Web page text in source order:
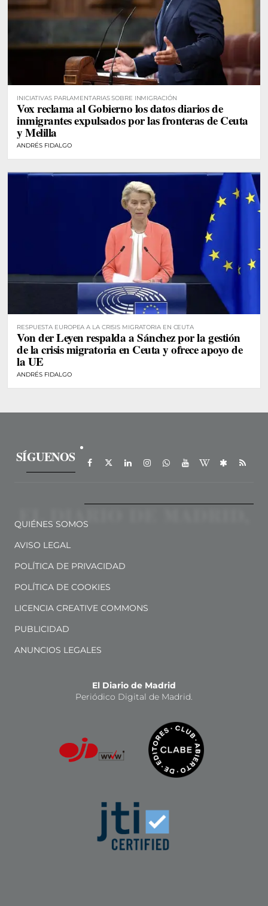
INICIATIVAS PARLAMENTARIAS SOBRE INMIGRACIÓN
Vox reclama al Gobierno los datos diarios de
inmigrantes expulsados por las fronteras de Ceuta
y Melilla
ANDRÉS FIDALGO
RESPUESTA EUROPEA A LA CRISIS MIGRATORIA EN CEUTA
Von der Leyen respalda a Sánchez por la gestión
de la crisis migratoria en Ceuta y ofrece apoyo de
la UE
ANDRÉS FIDALGO
SÍGUENOS
QUIÉNES SOMOS
AVISO LEGAL
POLÍTICA DE PRIVACIDAD
POLÍTICA DE COOKIES
LICENCIA CREATIVE COMMONS
PUBLICIDAD
ANUNCIOS LEGALES
El Diario de Madrid
Periódico Digital de Madrid.